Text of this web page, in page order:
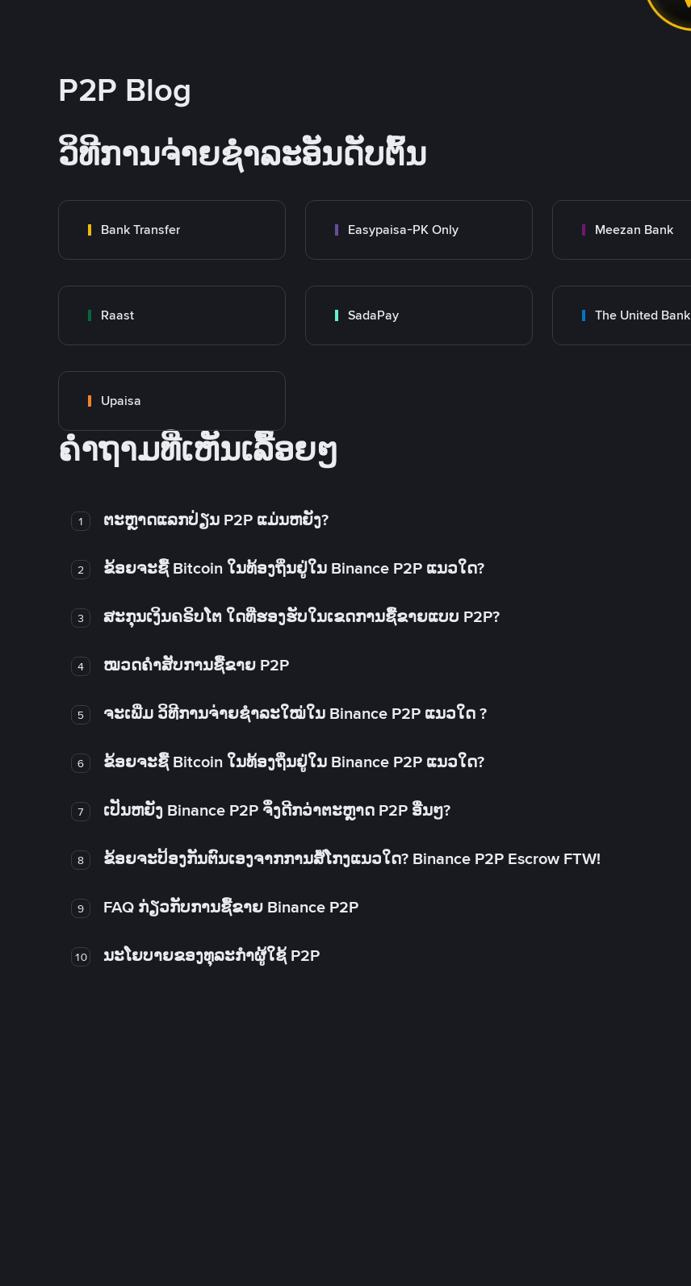
P2P Blog
ວິທີການຈ່າຍຊຳລະອັນດັບຕົ້ນ
Bank Transfer Easypaisa-PK Only Meezan Bank
Raast SadaPay The United Bank
Upaisa
ຄໍາຖາມທີ່ເຫັນເລື້ອຍໆ
1 ຕະຫຼາດແລກປ່ຽນ P2P ແມ່ນຫຍັງ?
2 ຂ້ອຍຈະຊື້ Bitcoin ໃນທ້ອງຖິ່ນຢູ່ໃນ Binance P2P ແນວໃດ?
3 ສະກຸນເງິນຄຣິບໂຕ ໃດທີ່ຮອງຮັບໃນເຂດການຊື້ຂາຍແບບ P2P?
4 ໝວດຄໍາສັບການຊື້ຂາຍ P2P
5 ຈະເພີ່ມ ວິທີການຈ່າຍຊຳລະໃໝ່ໃນ Binance P2P ແນວໃດ ?
6 ຂ້ອຍຈະຊື້ Bitcoin ໃນທ້ອງຖິ່ນຢູ່ໃນ Binance P2P ແນວໃດ?
7 ເປັນຫຍັງ Binance P2P ຈຶ່ງດີກວ່າຕະຫຼາດ P2P ອື່ນໆ?
8 ຂ້ອຍຈະປ້ອງກັນຕົນເອງຈາກການສໍ້ໂກງແນວໃດ? Binance P2P Escrow FTW!
9 FAQ ກ່ຽວກັບການຊື້ຂາຍ Binance P2P
10 ນະໂຍບາຍຂອງທຸລະກໍາຜູ້ໃຊ້ P2P